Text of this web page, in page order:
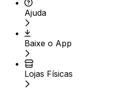
Ajuda
Baixe o App
Lojas Físicas